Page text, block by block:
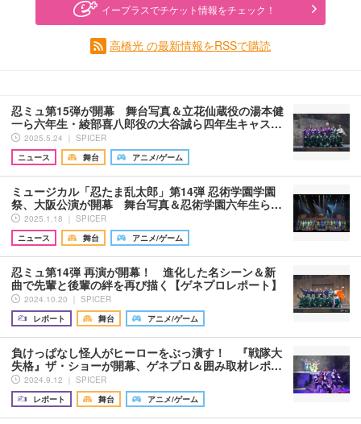
イープラスでチケット情報をチェック！
高橋光 の最新情報をRSSで購読
忍ミュ第15弾が開幕 舞台写真＆立花仙蔵役の湯本健
一ら六年生・綾部喜八郎役の大谷誠ら四年生キャス…
2025.5.24 ｜ SPICER
ニュース
舞台 アニメ/ゲーム
ミュージカル「忍たま乱太郎」第14弾 忍術学園学園
祭、大阪公演が開幕 舞台写真＆忍術学園六年生ら…
2025.1.18 ｜ SPICER
ニュース
舞台 アニメ/ゲーム
忍ミュ第14弾 再演が開幕！ 進化した名シーン＆新
曲で先輩と後輩の絆を再び描く【ゲネプロレポート】
2024.10.20 ｜ SPICER
レポート
舞台 アニメ/ゲーム
負けっぱなし怪人がヒーローをぶっ潰す！ 『戦隊大
失格』ザ・ショーが開幕、ゲネプロ＆囲み取材レポ…
2024.9.12 ｜ SPICER
レポート
舞台 アニメ/ゲーム